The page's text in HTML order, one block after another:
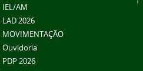
IEL/AM
LAD 2026
MOVIMENTAÇÃO
Ouvidoria
PDP 2026